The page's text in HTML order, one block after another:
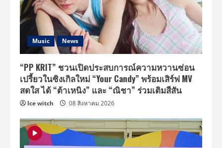
Music News
“PP KRIT” ชวนเปิดประสบการณ์ความหวานซ่อน
เปรี้ยวในซิงเกิลใหม่ “Your Candy” พร้อมเสิร์ฟ MV
สดใส ได้ “ต้าเหนิง” และ “ณิชา” ร่วมเติมสีสัน
Ice witch 08 สิงหาคม 2026